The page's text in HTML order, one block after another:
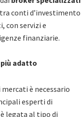
conti d’investimento
con servizi e
finanziarie.
adatto
è necessario
esperti di
è legata al tipo di